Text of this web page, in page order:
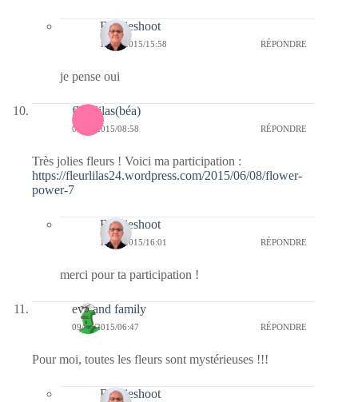
Bernieshoot
14/06/2015/15:58 RÉPONDRE
je pense oui
fleurlilas(béa)
09/06/2015/08:58 RÉPONDRE
Très jolies fleurs ! Voici ma participation :
https://fleurlilas24.wordpress.com/2015/06/08/flower-
power-7
Bernieshoot
14/06/2015/16:01 RÉPONDRE
merci pour ta participation !
eva and family
09/06/2015/06:47 RÉPONDRE
Pour moi, toutes les fleurs sont mystérieuses !!!
Bernieshoot